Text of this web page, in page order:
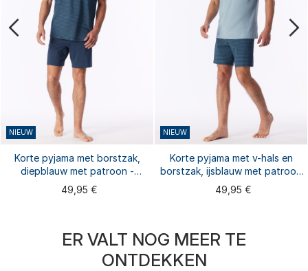
NIEUW
Korte pyjama met borstzak,
diepblauw met patroon -
Comfort Essentials
49,95 €
NIEUW
Korte pyjama met v-hals en
borstzak, ijsblauw met patroon
- Comfort Essentials
49,95 €
ER VALT NOG MEER TE
ONTDEKKEN